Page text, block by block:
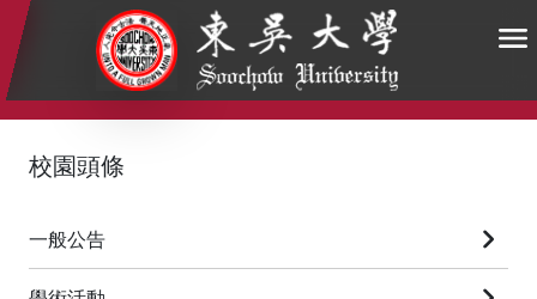
:::
校園頭條
一般公告